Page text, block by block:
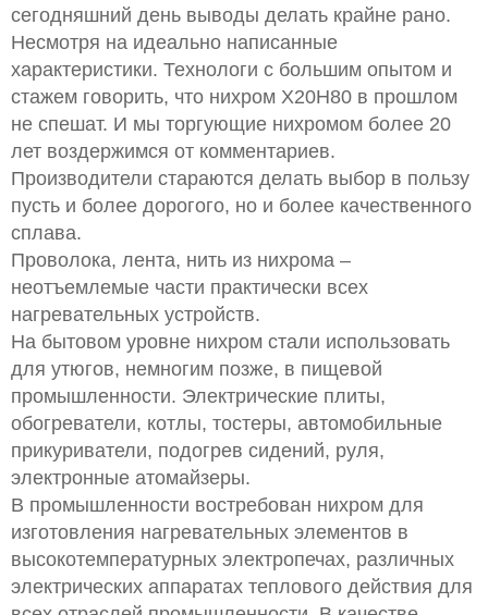
сегодняшний день выводы делать крайне рано.
Несмотря на идеально написанные
характеристики. Технологи с большим опытом и
стажем говорить, что нихром Х20Н80 в прошлом
не спешат. И мы торгующие нихромом более 20
лет воздержимся от комментариев.
Производители стараются делать выбор в пользу
пусть и более дорогого, но и более качественного
сплава.
Проволока, лента, нить из нихрома –
неотъемлемые части практически всех
нагревательных устройств.
На бытовом уровне нихром стали использовать
для утюгов, немногим позже, в пищевой
промышленности. Электрические плиты,
обогреватели, котлы, тостеры, автомобильные
прикуриватели, подогрев сидений, руля,
электронные атомайзеры.
В промышленности востребован нихром для
изготовления нагревательных элементов в
высокотемпературных электропечах, различных
электрических аппаратах теплового действия для